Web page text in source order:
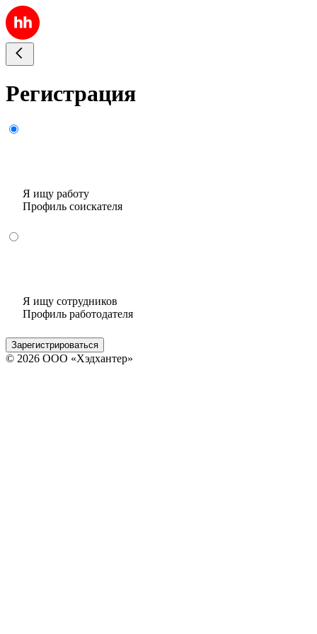
Регистрация
Я ищу работу
Профиль соискателя
Я ищу сотрудников
Профиль работодателя
Зарегистрироваться
© 2026 ООО «Хэдхантер»